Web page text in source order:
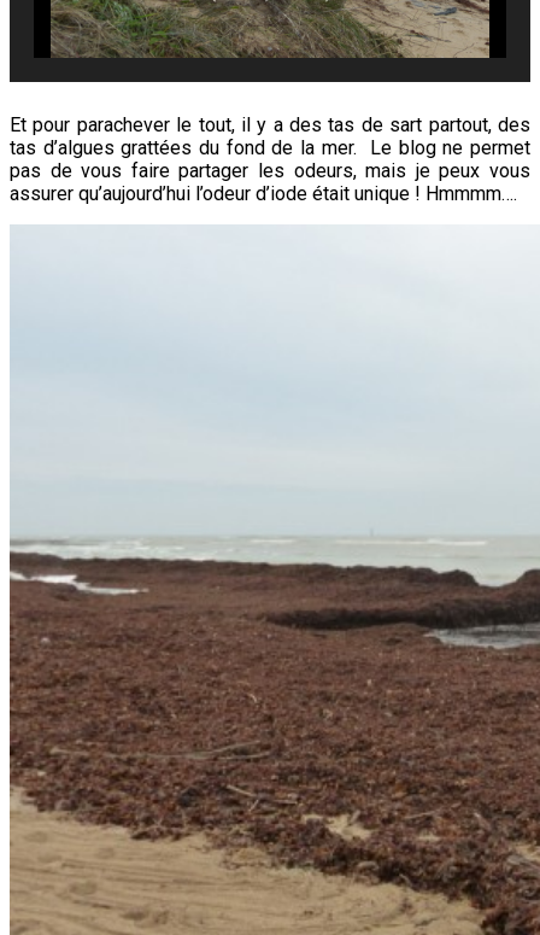
Et pour parachever le tout, il y a des tas de sart partout, des
tas d’algues grattées du fond de la mer. Le blog ne permet
pas de vous faire partager les odeurs, mais je peux vous
assurer qu’aujourd’hui l’odeur d’iode était unique ! Hmmmm….